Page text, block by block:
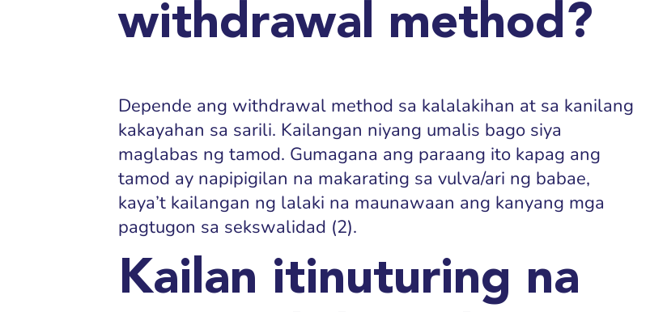
withdrawal method?
Depende ang withdrawal method sa kalalakihan at sa kanilang
kakayahan sa sarili. Kailangan niyang umalis bago siya
maglabas ng tamod. Gumagana ang paraang ito kapag ang
tamod ay napipigilan na makarating sa vulva/ari ng babae,
kaya’t kailangan ng lalaki na maunawaan ang kanyang mga
pagtugon sa sekswalidad (2).
Kailan itinuturing na